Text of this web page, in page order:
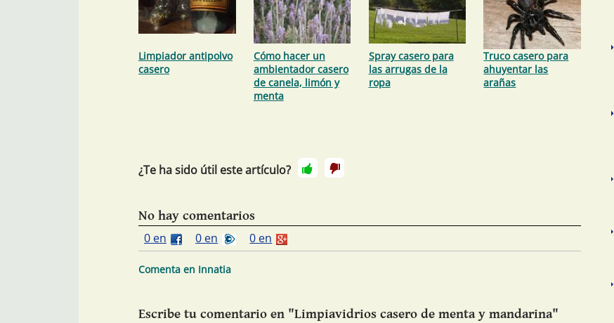
Limpiador antipolvo
casero
Cómo hacer un
ambientador casero
de canela, limón y
menta
Spray casero para
las arrugas de la
ropa
Truco casero para
ahuyentar las
arañas
¿Te ha sido útil este artículo?
No hay comentarios
0 en
0 en 0 en
Comenta en Innatia
Escribe tu comentario en "Limpiavidrios casero de menta y mandarina"